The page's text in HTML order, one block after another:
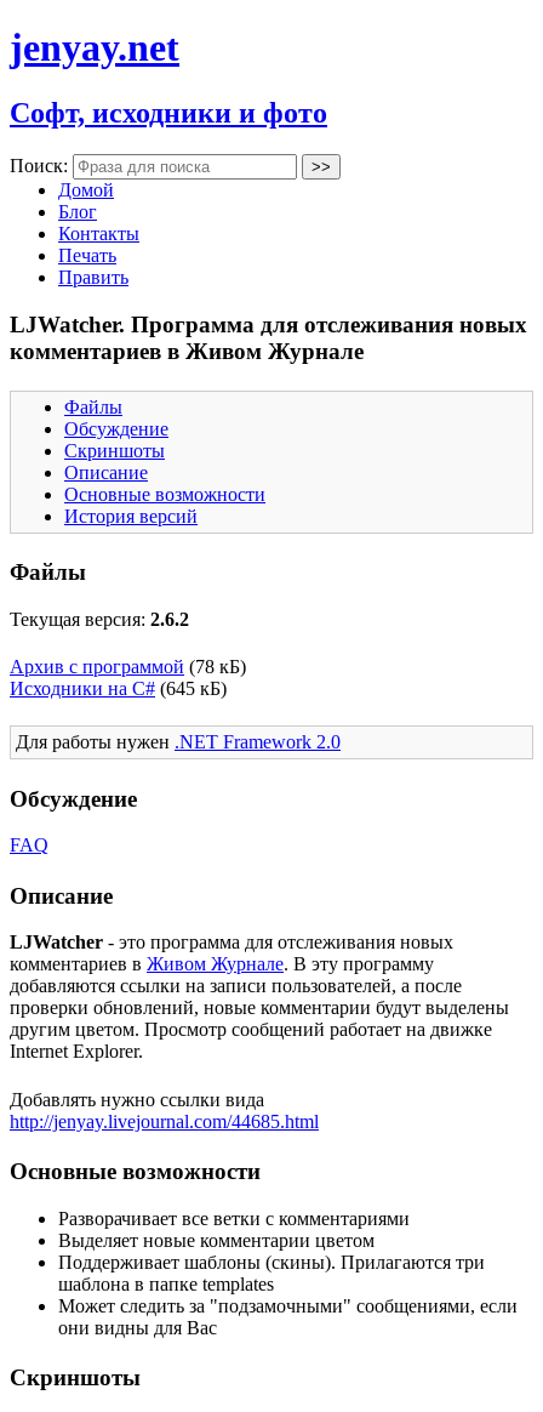
jenyay.net
Софт, исходники и фото
Поиск:
Домой
Блог
Контакты
Печать
Править
LJWatcher. Программа для отслеживания новых
комментариев в Живом Журнале
Файлы
Обсуждение
Скриншоты
Описание
Основные возможности
История версий
Файлы
Текущая версия: 2.6.2
Архив с программой (78 кБ)
Исходники на C# (645 кБ)
Для работы нужен .NET Framework 2.0
Обсуждение
FAQ
Описание
LJWatcher - это программа для отслеживания новых
комментариев в Живом Журнале. В эту программу
добавляются ссылки на записи пользователей, а после
проверки обновлений, новые комментарии будут выделены
другим цветом. Просмотр сообщений работает на движке
Internet Explorer.
Добавлять нужно ссылки вида
http://jenyay.livejournal.com/44685.html
Основные возможности
Разворачивает все ветки с комментариями
Выделяет новые комментарии цветом
Поддерживает шаблоны (скины). Прилагаются три
шаблона в папке templates
Может следить за "подзамочными" сообщениями, если
они видны для Вас
Скриншоты